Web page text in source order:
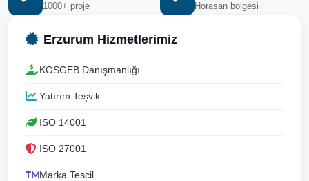
1000+ proje Horasan bölgesi
Erzurum Hizmetlerimiz
KOSGEB Danışmanlığı
Yatırım Teşvik
ISO 14001
ISO 27001
Marka Tescil